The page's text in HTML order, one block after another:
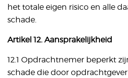
het totale eigen risico en alle
schade.
Artikel 12. Aansprakelijkheid
12.1 Opdrachtnemer beperkt
schade die door opdrachtgever